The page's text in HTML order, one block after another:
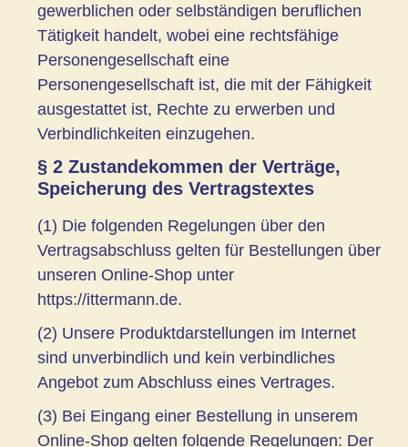
gewerblichen oder selbständigen beruflichen
Tätigkeit handelt, wobei eine rechtsfähige
Personengesellschaft eine
Personengesellschaft ist, die mit der Fähigkeit
ausgestattet ist, Rechte zu erwerben und
Verbindlichkeiten einzugehen.
§ 2 Zustandekommen der Verträge,
Speicherung des Vertragstextes
(1) Die folgenden Regelungen über den
Vertragsabschluss gelten für Bestellungen über
unseren Online-Shop unter
https://ittermann.de.
(2) Unsere Produktdarstellungen im Internet
sind unverbindlich und kein verbindliches
Angebot zum Abschluss eines Vertrages.
(3) Bei Eingang einer Bestellung in unserem
Online-Shop gelten folgende Regelungen: Der